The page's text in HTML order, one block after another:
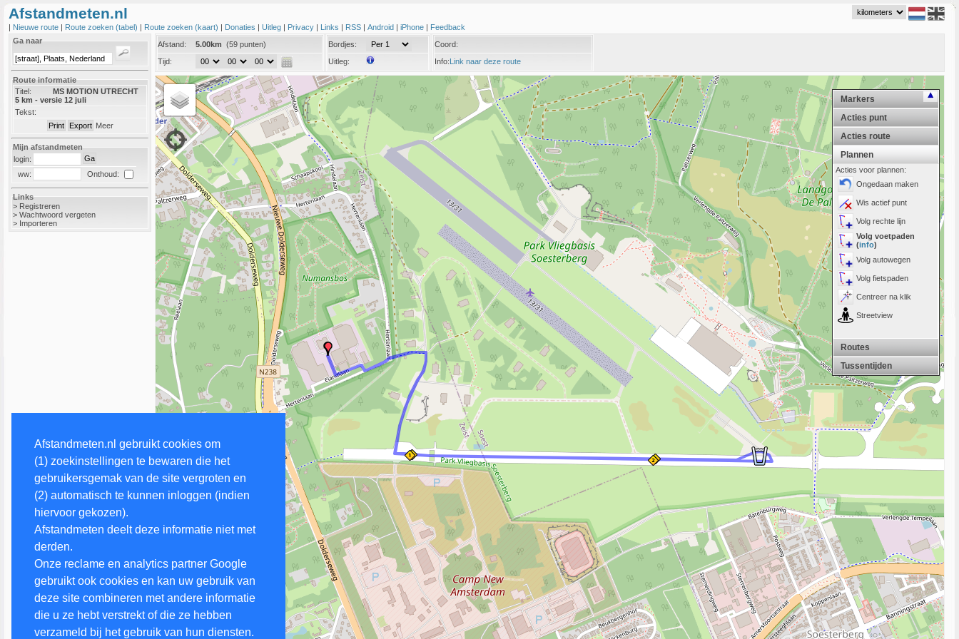
Afstandmeten.nl gebruikt cookies om
(1) zoekinstellingen te bewaren die het
gebruikersgemak van de site vergroten en
(2) automatisch te kunnen inloggen (indien
hiervoor gekozen).
Afstandmeten deelt deze informatie niet met
derden.
Onze reclame en analytics partner Google
gebruikt ook cookies en kan uw gebruik van
deze site combineren met andere informatie
die u ze hebt verstrekt of die ze hebben
verzameld bij het gebruik van hun diensten.
Afstandmeten.nl
| Nieuwe route | Route zoeken (tabel) | Route zoeken (kaart) | Donaties | Uitleg | Privacy | Links | RSS | Android | iPhone | Feedback
Ga naar
Route informatie
Titel:
MS MOTION UTRECHT
5 km - versie 12 juli
Tekst:
Meer
Mijn afstandmeten
login:
ww:
Onthoud:
Links
> Registreren
> Wachtwoord vergeten
> Importeren
Afstand: 5.00km
(59 punten)
Tijd:
Bordjes:
Uitleg:
Coord:
Info:Link naar deze route
Markers
Acties punt
Acties route
Plannen
Acties voor plannen:
Ongedaan maken
Wis actief punt
Volg rechte lijn
Volg voetpaden
(info)
Volg autowegen
Volg fietspaden
Centreer na klik
Streetview
Routes
Tussentijden